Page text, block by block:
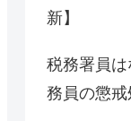
新】
税務署員
務員の懲戒